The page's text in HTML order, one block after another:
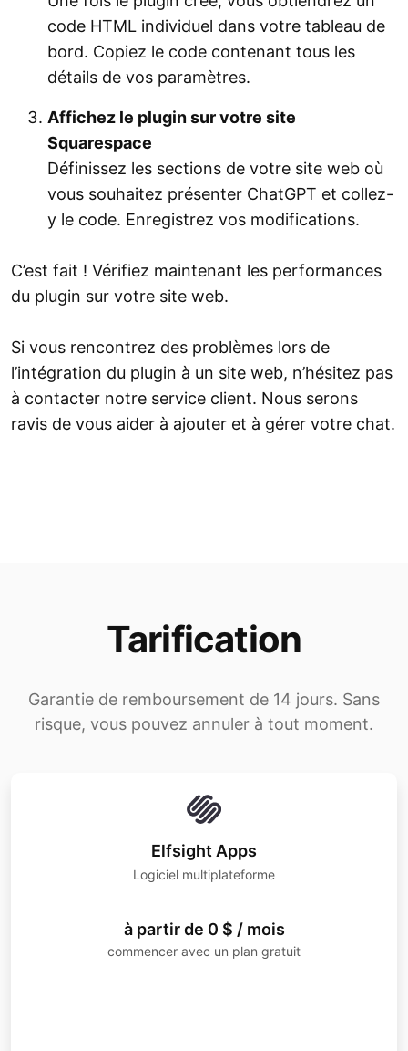
code HTML individuel dans votre tableau de
bord. Copiez le code contenant tous les
détails de vos paramètres.
Affichez le plugin sur votre site
Squarespace
Définissez les sections de votre site web où
vous souhaitez présenter ChatGPT et collez-
y le code. Enregistrez vos modifications.
C’est fait ! Vérifiez maintenant les performances
du plugin sur votre site web.
Si vous rencontrez des problèmes lors de
l’intégration du plugin à un site web, n’hésitez pas
à contacter notre service client. Nous serons
ravis de vous aider à ajouter et à gérer votre chat.
Tarification
Garantie de remboursement de 14 jours. Sans
risque, vous pouvez annuler à tout moment.
Elfsight Apps
Logiciel multiplateforme
à partir de 0 $ / mois
commencer avec un plan gratuit